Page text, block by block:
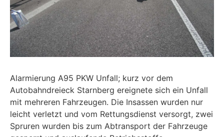
Alarmierung A95 PKW Unfall; kurz vor dem
Autobahndreieck Starnberg ereignete sich ein Unfall
mit mehreren Fahrzeugen. Die Insassen wurden nur
leicht verletzt und vom Rettungsdienst versorgt, zwei
Spruren wurden bis zum Abtransport der Fahrzeuge